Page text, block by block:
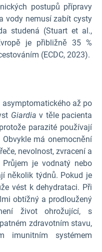
postupů přípravy
vody nemusí zabít cysty
studená (Stuart et al.,
je přibližně 35 %
(ECDC, 2023).
až po
Giardia v těle pacienta
parazité používají
má onemocnění
nevolnost, zvracení a
je vodnatý nebo
několik týdnů. Pokud je
vést k dehydrataci. Při
obtížný a prodloužený
život ohrožující, s
zdravotním stavu,
imunitním systémem